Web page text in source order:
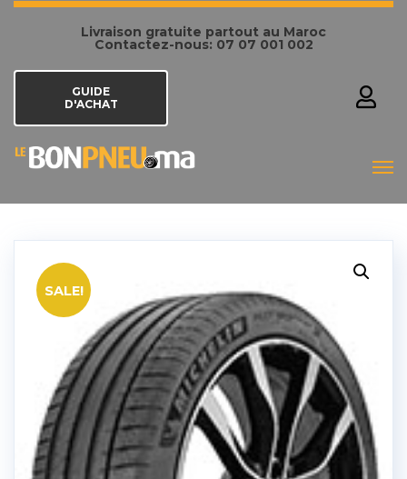
Livraison gratuite partout au Maroc
Contactez-nous: 07 07 001 002
GUIDE
D'ACHAT
SALE!